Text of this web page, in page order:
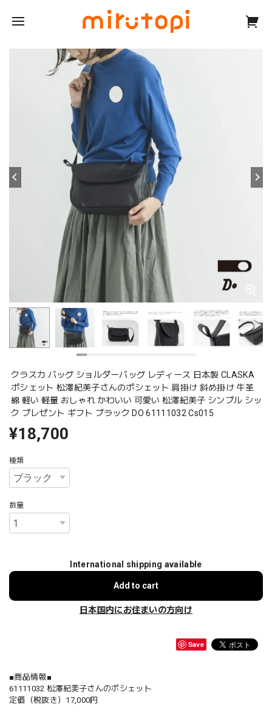
クラスカ バッグ ショルダーバッグ レディース 日本製 CLASKA
ポシェット 松澤紀美子さんのポシェット 肩掛け 斜め掛け 牛革
綿 軽い 軽量 おしゃれ かわいい 可愛い 松澤紀美子 シンプル シッ
ク プレゼント ギフト ブラック DO 61111032 Cs015
¥18,700
種類
数量
International shipping available
Add to cart
日本国内にお住まいの方向け
Save
■商品情報■
61111032 松澤紀美子さんのポシェット
定価（税抜き）17,000円